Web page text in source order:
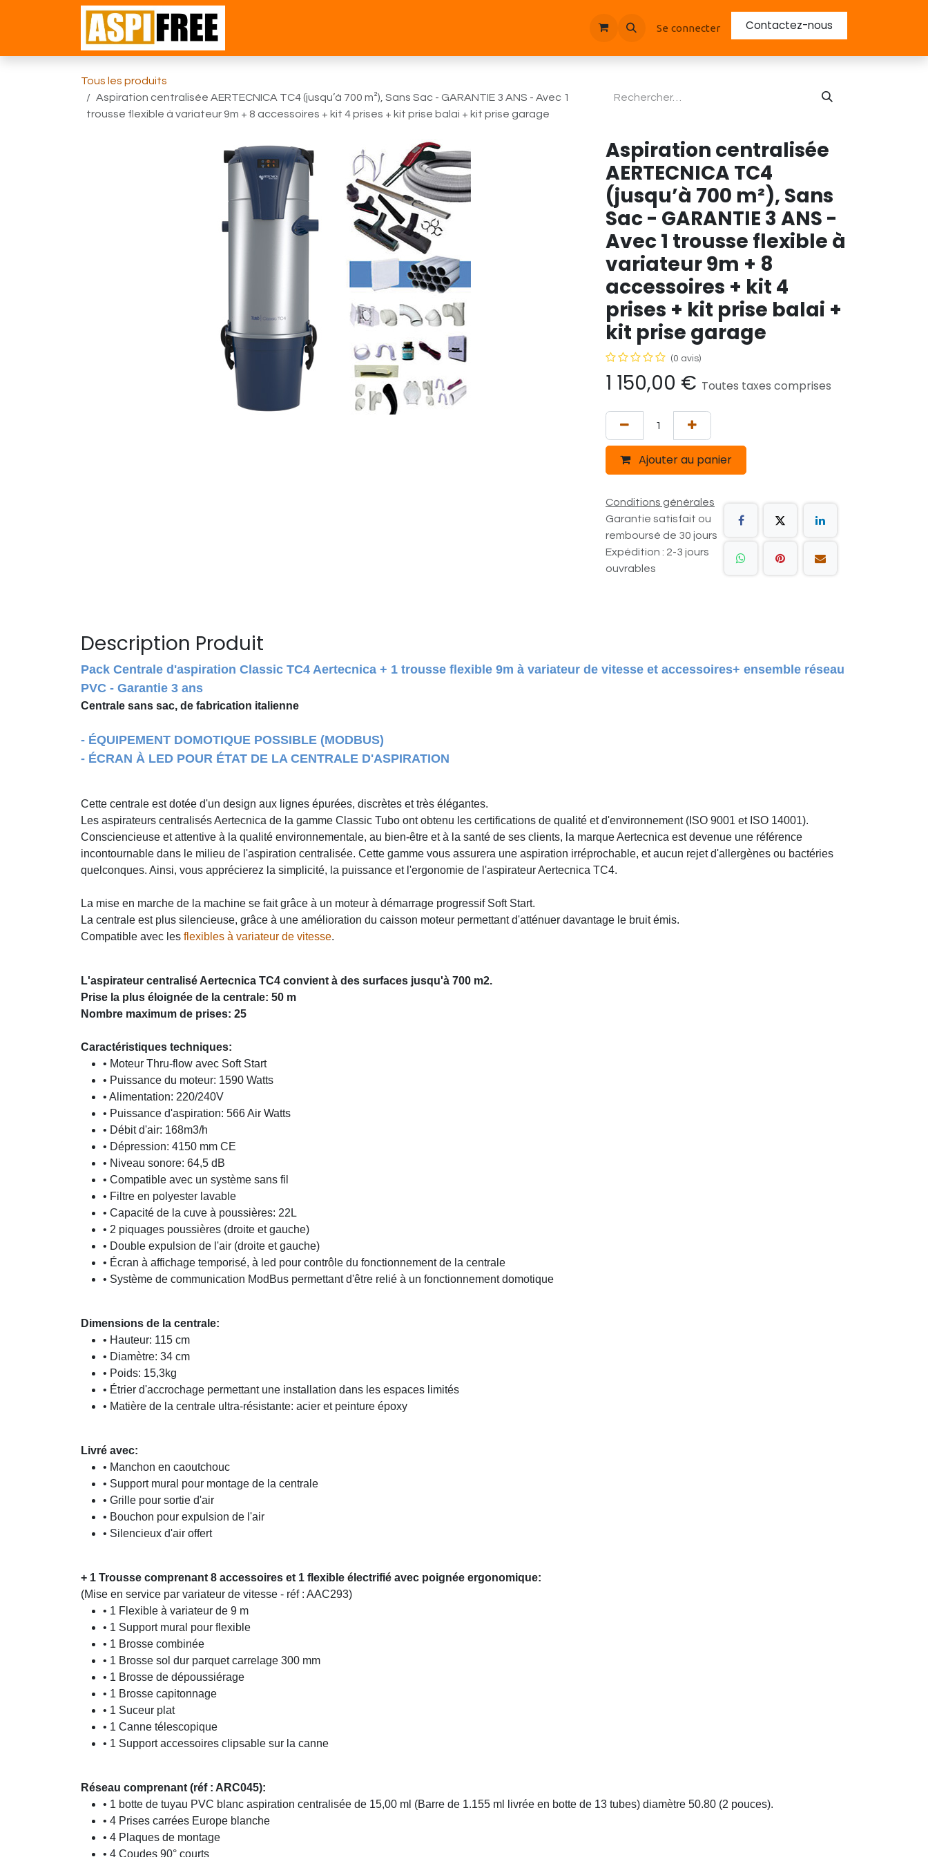
Se rendre au contenu
Se connecter Contactez-nous
Tous les produits
Aspiration centralisée AERTECNICA TC4 (jusqu’à 700 m²), Sans Sac - GARANTIE 3 ANS - Avec 1
trousse flexible à variateur 9m + 8 accessoires + kit 4 prises + kit prise balai + kit prise garage
Aspiration centralisée
AERTECNICA TC4
(jusqu’à 700 m²), Sans
Sac - GARANTIE 3 ANS -
Avec 1 trousse flexible à
variateur 9m + 8
accessoires + kit 4
prises + kit prise balai +
kit prise garage
(0 avis)
1 150,00 € Toutes taxes comprises
Ajouter au panier
Conditions générales
Garantie satisfait ou
remboursé de 30 jours
Expédition : 2-3 jours
ouvrables
Description Produit
Pack Centrale d'aspiration Classic TC4 Aertecnica + 1 trousse flexible 9m à variateur de vitesse et accessoires+ ensemble réseau
PVC - Garantie 3 ans
Centrale sans sac, de fabrication italienne
- ÉQUIPEMENT DOMOTIQUE POSSIBLE (MODBUS)
- ÉCRAN À LED POUR ÉTAT DE LA CENTRALE D'ASPIRATION
Cette centrale est dotée d'un design aux lignes épurées, discrètes et très élégantes.
Les aspirateurs centralisés Aertecnica de la gamme Classic Tubo ont obtenu les certifications de qualité et d'environnement (ISO 9001 et ISO 14001).
Consciencieuse et attentive à la qualité environnementale, au bien-être et à la santé de ses clients, la marque Aertecnica est devenue une référence
incontournable dans le milieu de l'aspiration centralisée. Cette gamme vous assurera une aspiration irréprochable, et aucun rejet d'allergènes ou bactéries
quelconques. Ainsi, vous apprécierez la simplicité, la puissance et l'ergonomie de l'aspirateur Aertecnica TC4.
La mise en marche de la machine se fait grâce à un moteur à démarrage progressif Soft Start.
La centrale est plus silencieuse, grâce à une amélioration du caisson moteur permettant d'atténuer davantage le bruit émis.
Compatible avec les flexibles à variateur de vitesse.
L'aspirateur centralisé Aertecnica TC4 convient à des surfaces jusqu'à 700 m2.
Prise la plus éloignée de la centrale: 50 m
Nombre maximum de prises: 25
Caractéristiques techniques:
• Moteur Thru-flow avec Soft Start
• Puissance du moteur: 1590 Watts
• Alimentation: 220/240V
• Puissance d'aspiration: 566 Air Watts
• Débit d'air: 168m3/h
• Dépression: 4150 mm CE
• Niveau sonore: 64,5 dB
• Compatible avec un système sans fil
• Filtre en polyester lavable
• Capacité de la cuve à poussières: 22L
• 2 piquages poussières (droite et gauche)
• Double expulsion de l'air (droite et gauche)
• Écran à affichage temporisé, à led pour contrôle du fonctionnement de la centrale
• Système de communication ModBus permettant d'être relié à un fonctionnement domotique
Dimensions de la centrale:
• Hauteur: 115 cm
• Diamètre: 34 cm
• Poids: 15,3kg
• Étrier d'accrochage permettant une installation dans les espaces limités
• Matière de la centrale ultra-résistante: acier et peinture époxy
Livré avec:
• Manchon en caoutchouc
• Support mural pour montage de la centrale
• Grille pour sortie d'air
• Bouchon pour expulsion de l'air
• Silencieux d'air offert
+ 1 Trousse comprenant 8 accessoires et 1 flexible électrifié avec poignée ergonomique:
(Mise en service par variateur de vitesse - réf : AAC293)
• 1 Flexible à variateur de 9 m
• 1 Support mural pour flexible
• 1 Brosse combinée
• 1 Brosse sol dur parquet carrelage 300 mm
• 1 Brosse de dépoussiérage
• 1 Brosse capitonnage
• 1 Suceur plat
• 1 Canne télescopique
• 1 Support accessoires clipsable sur la canne
Réseau comprenant (réf : ARC045):
• 1 botte de tuyau PVC blanc aspiration centralisée de 15,00 ml (Barre de 1.155 ml livrée en botte de 13 tubes) diamètre 50.80 (2 pouces).
• 4 Prises carrées Europe blanche
• 4 Plaques de montage
• 4 Coudes 90° courts